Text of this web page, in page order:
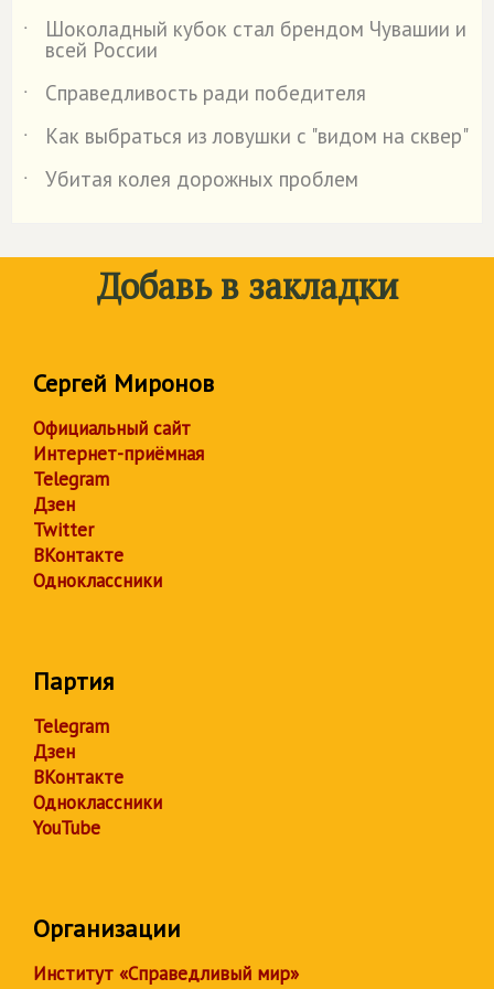
˙
Шоколадный кубок стал брендом Чувашии и
всей России
˙
Справедливость ради победителя
˙
Как выбраться из ловушки с "видом на сквер"
˙
Убитая колея дорожных проблем
Добавь в закладки
Сергей Миронов
Официальный сайт
Интернет-приёмная
Telegram
Дзен
Twitter
ВКонтакте
Одноклассники
Партия
Telegram
Дзен
ВКонтакте
Одноклассники
YouTube
Организации
Институт «Справедливый мир»